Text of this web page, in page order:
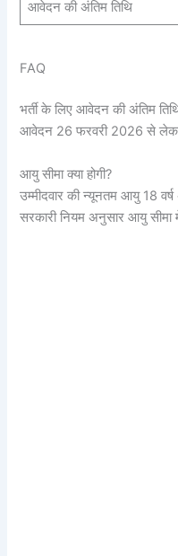
आवेदन की अंतिम तिथि
FAQ
भर्ती के लिए आवेदन की अंतिम
आवेदन 26 फरवरी 2026 से लेकर
आयु सीमा क्या होगी?
उम्मीदवार की न्यूनतम आयु 18
सरकारी नियम अनुसार आयु सीमा